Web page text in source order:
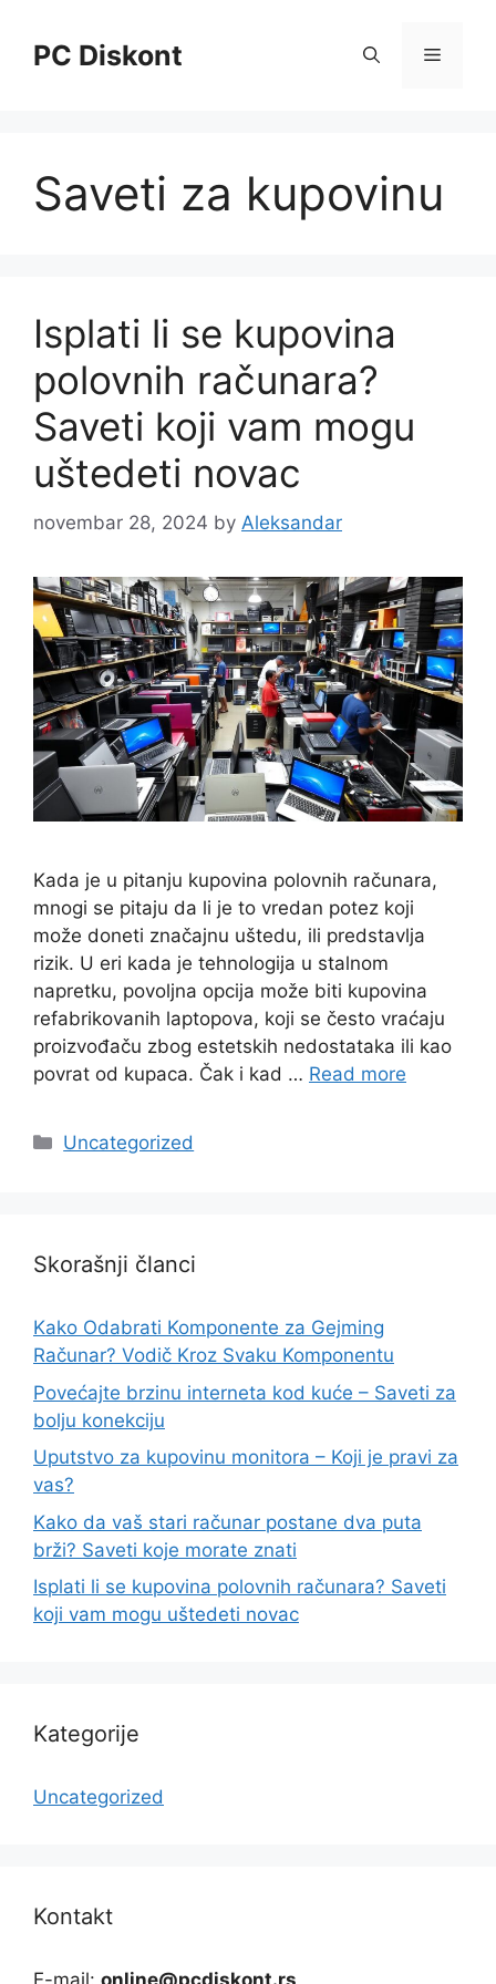
contentPC Diskont Menu
Saveti za kupovinu
Isplati li se kupovina
polovnih računara?
Saveti koji vam mogu
uštedeti novac
novembar 28, 2024 by Aleksandar
Kada je u pitanju kupovina polovnih računara,
mnogi se pitaju da li je to vredan potez koji
može doneti značajnu uštedu, ili predstavlja
rizik. U eri kada je tehnologija u stalnom
napretku, povoljna opcija može biti kupovina
refabrikovanih laptopova, koji se često vraćaju
proizvođaču zbog estetskih nedostataka ili kao
povrat od kupaca. Čak i kad … Read more
Categories
Uncategorized
Skorašnji članci
Kako Odabrati Komponente za Gejming
Računar? Vodič Kroz Svaku Komponentu
Povećajte brzinu interneta kod kuće – Saveti za
bolju konekciju
Uputstvo za kupovinu monitora – Koji je pravi za
vas?
Kako da vaš stari računar postane dva puta
brži? Saveti koje morate znati
Isplati li se kupovina polovnih računara? Saveti
koji vam mogu uštedeti novac
Kategorije
Uncategorized
Kontakt